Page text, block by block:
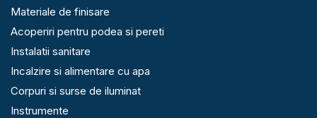
Materiale de finisare
Acoperiri pentru podea si pereti
Instalatii sanitare
Incalzire si alimentare cu apa
Corpuri si surse de iluminat
Instrumente